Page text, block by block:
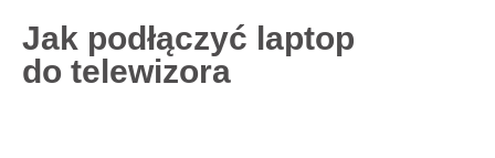
727 775 478
Jak podłączyć laptop
do telewizora